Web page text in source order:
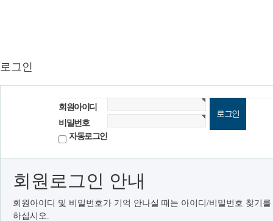
로그인
회원아이디
비밀번호
자동로그인
회원로그인 안내
회원아이디 및 비밀번호가 기억 안나실 때는 아이디/비밀번호 찾기를
하십시오.